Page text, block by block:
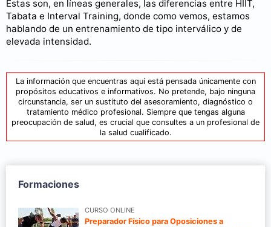
Estas son, en líneas generales, las diferencias entre HIIT,
Tabata e Interval Training, donde como vemos, estamos
hablando de un entrenamiento de tipo interválico y de
elevada intensidad.
La información que encuentras aquí está pensada únicamente con
propósitos educativos e informativos. No pretende, bajo ninguna
circunstancia, ser un sustituto del asesoramiento, diagnóstico o
tratamiento médico profesional. Siempre que tengas alguna
preocupación de salud, es crucial que consultes a un profesional de
la salud cualificado.
Formaciones
CURSO ONLINE
Preparador Físico para Oposiciones a